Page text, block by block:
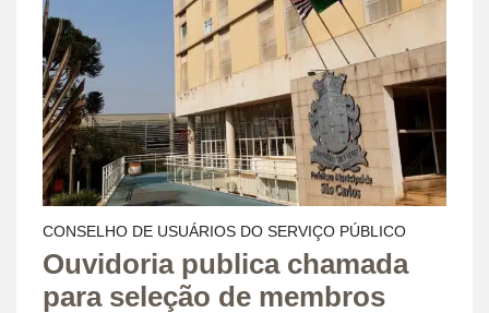
CONSELHO DE USUÁRIOS DO SERVIÇO PÚBLICO
Ouvidoria publica chamada
para seleção de membros